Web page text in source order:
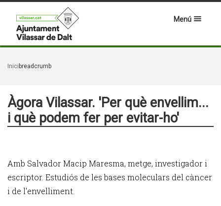
Menú
Inici breadcrumb
Àgora Vilassar. 'Per què envellim...
i què podem fer per evitar-ho'
Amb Salvador Macip Maresma, metge, investigador i
escriptor. Estudiós de les bases moleculars del càncer
i de l'envelliment.